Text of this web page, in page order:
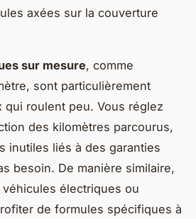
axées sur la couverture
sur mesure, comme
sont particulièrement
roulent peu. Vous réglez
des kilomètres parcourus,
inutiles liés à des garanties
besoin. De manière similaire,
électriques ou
de formules spécifiques à